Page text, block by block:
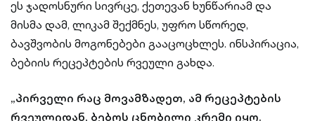
ეს ჯადოსნური სივრცე, ქეთევან ხუნწარიამ და
მისმა დამ, ლიკამ შექმნეს, უფრო სწორედ,
ბავშვობის მოგონებები გააცოცხლეს. ინსპირაცია,
ბებიის რეცეპტების რვეული გახდა.
„პირველი რაც მოვამზადეთ, ამ რეცეპტების
რვეულიდან, ბებოს ცნობილი კრემი იყო.